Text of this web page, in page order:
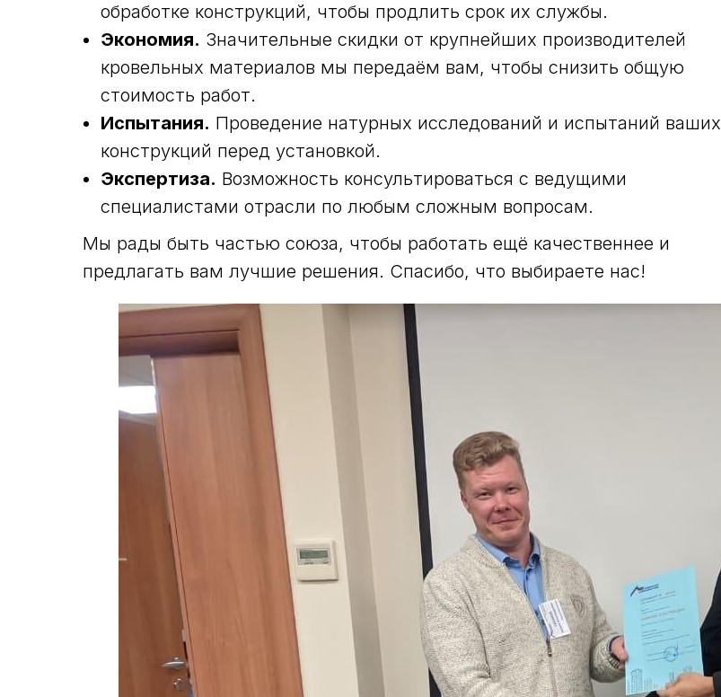
обработке конструкций, чтобы продлить срок их службы.
Экономия. Значительные скидки от крупнейших производителей
кровельных материалов мы передаём вам, чтобы снизить общую
стоимость работ.
Испытания. Проведение натурных исследований и испытаний ваших
конструкций перед установкой.
Экспертиза. Возможность консультироваться с ведущими
специалистами отрасли по любым сложным вопросам.
Мы рады быть частью союза, чтобы работать ещё качественнее и
предлагать вам лучшие решения. Спасибо, что выбираете нас!